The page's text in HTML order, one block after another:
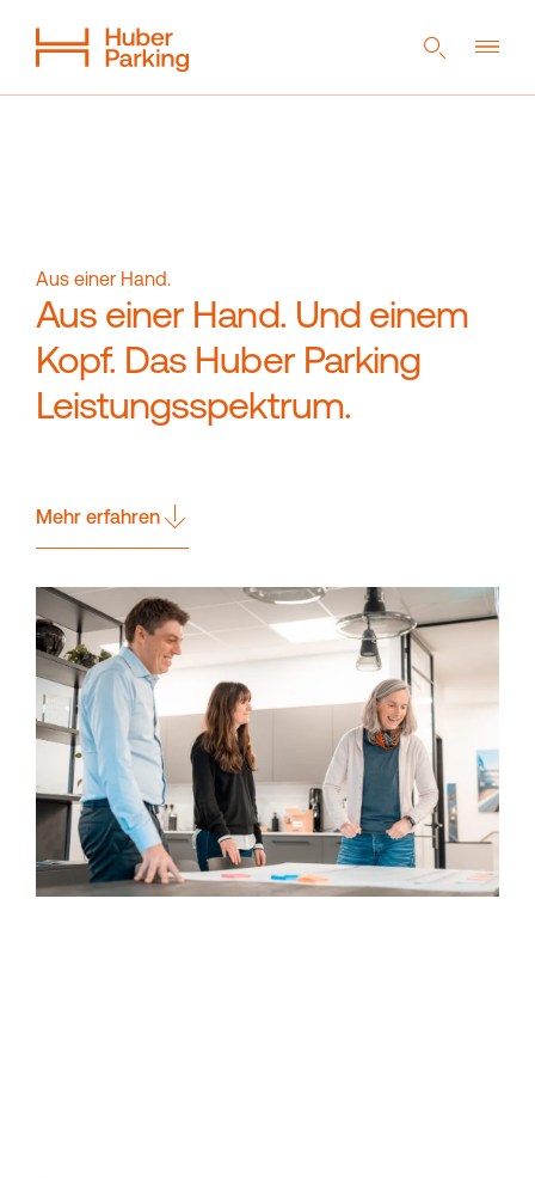
Magazin Kontakt
Aus einer Hand.
Aus einer Hand. Und einem
Kopf. Das Huber Parking
Leistungsspektrum.
Mehr erfahren